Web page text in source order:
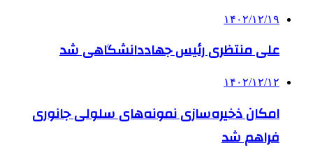
۱۴۰۲/۱۲/۱۹
علی منتظری رئیس جهاددانشگاهی شد
۱۴۰۲/۱۲/۱۲
امکان ذخیره‌سازی نمونه‌های سلولی جانوری
فراهم شد